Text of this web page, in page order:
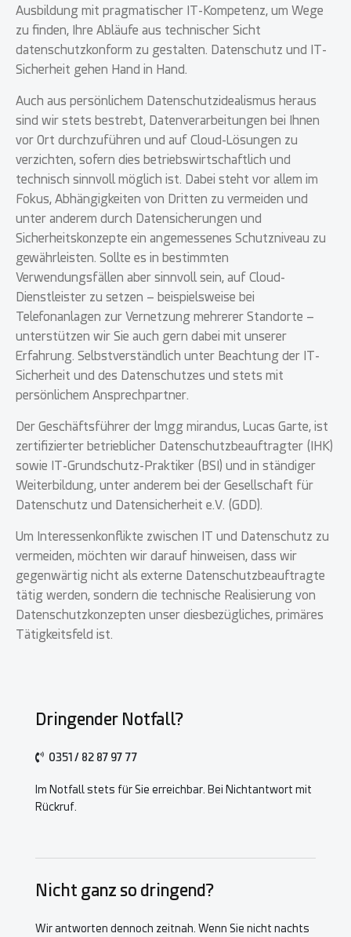
Ausbildung mit pragmatischer IT-Kompetenz, um Wege
zu finden, Ihre Abläufe aus technischer Sicht
datenschutzkonform zu gestalten. Datenschutz und IT-
Sicherheit gehen Hand in Hand.
Auch aus persönlichem Datenschutzidealismus heraus
sind wir stets bestrebt, Datenverarbeitungen bei Ihnen
vor Ort durchzuführen und auf Cloud-Lösungen zu
verzichten, sofern dies betriebswirtschaftlich und
technisch sinnvoll möglich ist. Dabei steht vor allem im
Fokus, Abhängigkeiten von Dritten zu vermeiden und
unter anderem durch Datensicherungen und
Sicherheitskonzepte ein angemessenes Schutzniveau zu
gewährleisten. Sollte es in bestimmten
Verwendungsfällen aber sinnvoll sein, auf Cloud-
Dienstleister zu setzen – beispielsweise bei
Telefonanlagen zur Vernetzung mehrerer Standorte –
unterstützen wir Sie auch gern dabei mit unserer
Erfahrung. Selbstverständlich unter Beachtung der IT-
Sicherheit und des Datenschutzes und stets mit
persönlichem Ansprechpartner.
Der Geschäftsführer der lmgg mirandus, Lucas Garte, ist
zertifizierter betrieblicher Datenschutzbeauftragter (IHK)
sowie IT-Grundschutz-Praktiker (BSI) und in ständiger
Weiterbildung, unter anderem bei der Gesellschaft für
Datenschutz und Datensicherheit e.V. (GDD).
Um Interessenkonflikte zwischen IT und Datenschutz zu
vermeiden, möchten wir darauf hinweisen, dass wir
gegenwärtig nicht als externe Datenschutzbeauftragte
tätig werden, sondern die technische Realisierung von
Datenschutzkonzepten unser diesbezügliches, primäres
Tätigkeitsfeld ist.
Dringender Notfall?
0351 / 82 87 97 77
Im Notfall stets für Sie erreichbar. Bei Nichtantwort mit
Rückruf.
Nicht ganz so dringend?
Wir antworten dennoch zeitnah. Wenn Sie nicht nachts